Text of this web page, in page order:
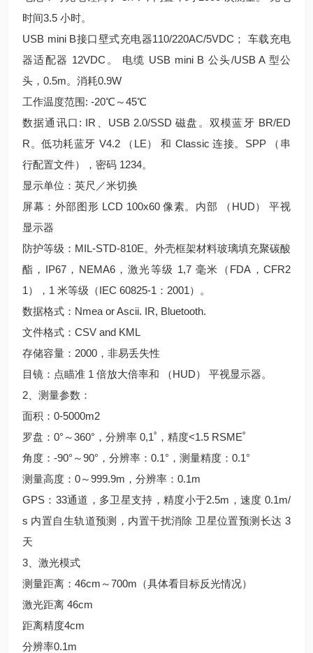
时间3.5 小时。
USB mini B接口壁式充电器110/220AC/5VDC； 车载充电
器适配器 12VDC。 电缆 USB mini B 公头/USB A 型公
头，0.5m。消耗0.9W
工作温度范围: -20℃～45℃
数据通讯口: IR、USB 2.0/SSD 磁盘。双模蓝牙 BR/ED
R。低功耗蓝牙 V4.2 （LE） 和 Classic 连接。SPP （串
行配置文件），密码 1234。
显示单位：英尺／米切换
屏幕：外部图形 LCD 100x60 像素。内部 （HUD） 平视
显示器
防护等级：MIL-STD-810E。外壳框架材料玻璃填充聚碳酸
酯，IP67，NEMA6，激光等级 1,7 毫米（FDA，CFR2
1），1 米等级（IEC 60825-1：2001）。
数据格式：Nmea or Ascii. IR, Bluetooth.
文件格式：CSV and KML
存储容量：2000，非易丢失性
目镜：点瞄准 1 倍放大倍率和 （HUD） 平视显示器。
2、测量参数：
面积：0-5000m2
罗盘：0°～360°，分辨率 0,1˚，精度<1.5 RSME˚
角度：-90°～90°，分辨率：0.1°，测量精度：0.1°
测量高度：0～999.9m，分辨率：0.1m
GPS：33通道，多卫星支持，精度小于2.5m，速度 0.1m/
s 内置自生轨道预测，内置干扰消除 卫星位置预测长达 3
天
3、激光模式
测量距离：46cm～700m（具体看目标反光情况）
激光距离 46cm
距离精度4cm
分辨率0.1m